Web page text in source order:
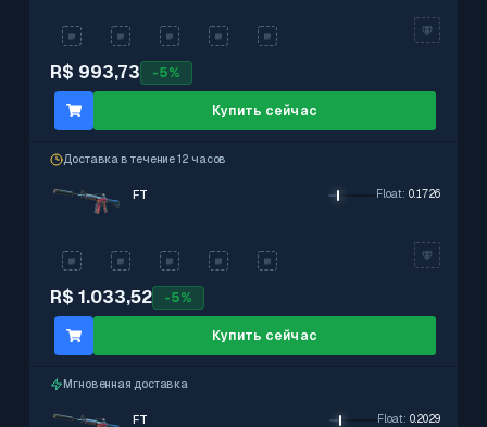
R$ 993,73 -5%
Купить сейчас
Доставка в течение 12 часов
R$ 1.033,52 -5%
FT Float: 0.1726
Купить сейчас
Мгновенная доставка
FT Float: 0.2029